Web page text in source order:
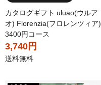
カタログギフト uluao(ウルア
オ) Florenzia(フロレンツィア)
3400円コース
3,740円
送料無料